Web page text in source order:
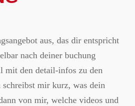
aus, das dir entspricht
nach deiner buchung
mit den detail-infos zu den
mir kurz, was dein
von mir, welche videos und